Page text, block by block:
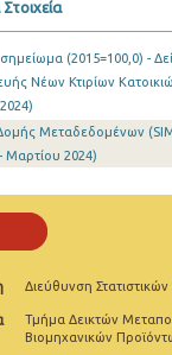
2025
2025
2025
2025
2025
(2015=100,0) -
Νέων Κτιρίων
Μεταδεδομένων
Μαρτίου 2024)
Διεύθυνση
Τμήμα Δεικτών
Βιομηχανικών